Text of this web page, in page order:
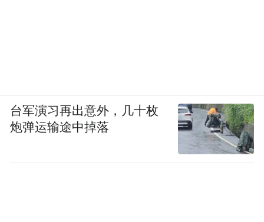
台军演习再出意外，几十枚
炮弹运输途中掉落